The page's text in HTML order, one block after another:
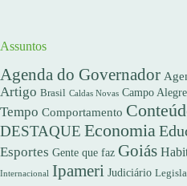
Assuntos
Agenda do Governador
Artigo Brasil Caldas Novas Campo Alegre
Tempo Comportamento
DESTAQUE Economia
Esportes Gente que faz Goiás
Internacional Ipameri Judiciário